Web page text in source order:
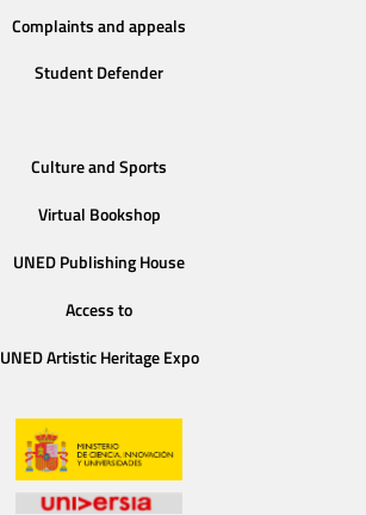
Complaints and appeals
Student Defender
Culture and Sports
Virtual Bookshop
UNED Publishing House
Access to
UNED Artistic Heritage Expo